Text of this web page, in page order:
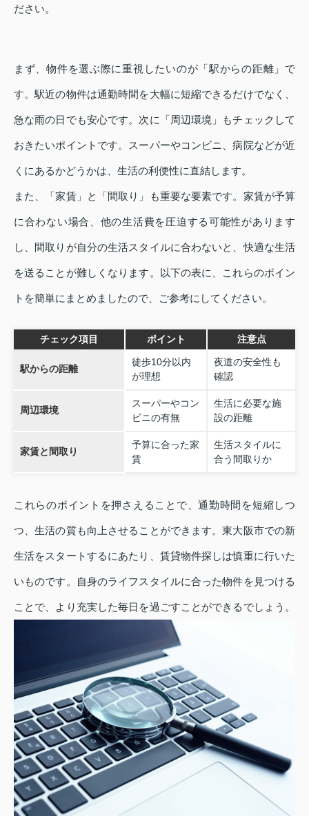
ださい。
まず、物件を選ぶ際に重視したいのが「駅からの距離」で
す。駅近の物件は通勤時間を大幅に短縮できるだけでなく、
急な雨の日でも安心です。次に「周辺環境」もチェックして
おきたいポイントです。スーパーやコンビニ、病院などが近
くにあるかどうかは、生活の利便性に直結します。
また、「家賃」と「間取り」も重要な要素です。家賃が予算
に合わない場合、他の生活費を圧迫する可能性があります
し、間取りが自分の生活スタイルに合わないと、快適な生活
を送ることが難しくなります。以下の表に、これらのポイン
トを簡単にまとめましたので、ご参考にしてください。
チェック項目 ポイント 注意点
駅からの距離
徒歩10分以内
が理想
夜道の安全性も
確認
周辺環境
スーパーやコン
ビニの有無
生活に必要な施
設の距離
家賃と間取り
予算に合った家
賃
生活スタイルに
合う間取りか
これらのポイントを押さえることで、通勤時間を短縮しつ
つ、生活の質も向上させることができます。東大阪市での新
生活をスタートするにあたり、賃貸物件探しは慎重に行いた
いものです。自身のライフスタイルに合った物件を見つける
ことで、より充実した毎日を過ごすことができるでしょう。